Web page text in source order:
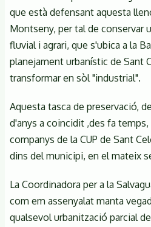
que està defensant aquesta
Montseny, per tal de conservar
fluvial i agrari, que s'ubica a la
planejament urbanístic de Sant
transformar en sòl "industrial".
Aquesta tasca de preservació,
d'anys a coincidit ,des fa
companys de la CUP de Sant
dins del municipi, en el mateix
La Coordinadora per a la
com em assenyalat manta
qualsevol urbanització parcial